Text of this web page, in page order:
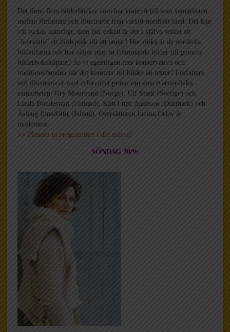
Det finns flera bilderböcker som har kommit till som samarbeten
mellan författare och illustratör från varsitt nordiskt land. Det kan
väl tyckas naturligt, men hur enkelt är det i själva verket att
”översätta” ett bildspråk till ett annat? Hur olika är de nordiska
bildstilarna och hur säljer man in främmande bilder till gemene
bilderboksköpare? Är vi egentligen mer konservativa och
traditionsbundna när det kommer till bilder än texter? Författare
och illustratörer med erfarenhet pratar om sina tvärnordiska
samarbeten: Gry Moursund (Norge), Ulf Stark (Sverige) och
Linda Bondestam (Finland), Kim Fupz Aakeson (Danmark) och
Áslaug Jónsdóttir (Island). Översättaren Janina Orlov är
moderator.
>> Planera in programmet i din mässa!
SÖNDAG 30/9: